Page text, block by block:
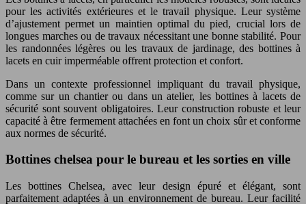
pour les activités extérieures et le travail physique. Leur système
d’ajustement permet un maintien optimal du pied, crucial lors de
longues marches ou de travaux nécessitant une bonne stabilité. Pour
les randonnées légères ou les travaux de jardinage, des bottines à
lacets en cuir imperméable offrent protection et confort.
Dans un contexte professionnel impliquant du travail physique,
comme sur un chantier ou dans un atelier, les bottines à lacets de
sécurité sont souvent obligatoires. Leur construction robuste et leur
capacité à être fermement attachées en font un choix sûr et conforme
aux normes de sécurité.
Bottines chelsea pour le bureau et les sorties en ville
Les bottines Chelsea, avec leur design épuré et élégant, sont
parfaitement adaptées à un environnement de bureau. Leur facilité